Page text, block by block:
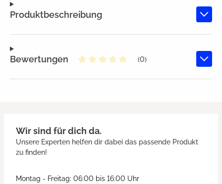
Produktbeschreibung
Bewertungen
(0)
Wir sind für dich da.
Unsere Experten helfen dir dabei das passende Produkt
zu finden!
Montag - Freitag: 06:00 bis 16:00 Uhr